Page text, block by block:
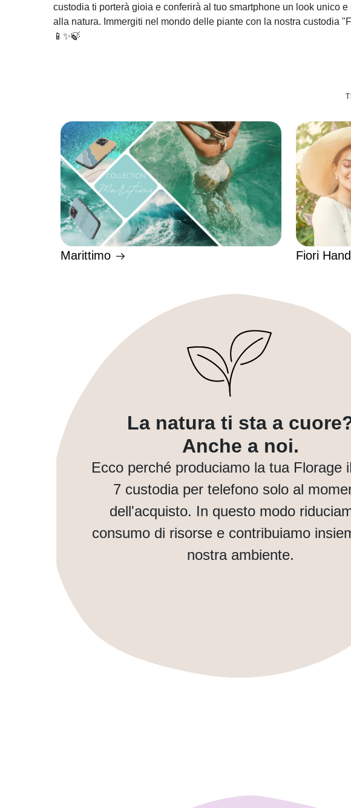
custodia ti porterà gioia e conferirà al tuo smartphone un look unico e
alla natura. Immergiti nel mondo delle piante con la nostra custodia
📱✨🍃
Marittimo Fiori
La natura ti sta a
Anche a noi.
Ecco perché produciamo la tua Florage
7 custodia per telefono solo al
dell'acquisto. In questo modo
consumo di risorse e contribuiamo
nostra ambiente.